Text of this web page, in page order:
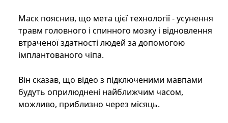
Маск пояснив, що мета цієї технології - усунення
травм головного і спинного мозку і відновлення
втраченої здатності людей за допомогою
імплантованого чіпа.
Він сказав, що відео з підключеними мавпами
будуть оприлюднені найближчим часом,
можливо, приблизно через місяць.